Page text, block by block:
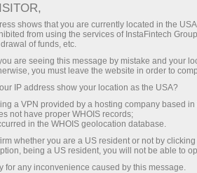
NINTENDO
SAVDO
Пополнить
Вывести
shows that you are currently located in the
from using the services of InstaFintech
of funds, etc.
are seeing this message by mistake and your
you must leave the website in order to
IP address show your location as the USA?
a VPN provided by a hosting company based
not have proper WHOIS records;
in the WHOIS geolocation database.
whether you are a US resident or not by
being a US resident, you will not be able to
for any inconvenience caused by this message.